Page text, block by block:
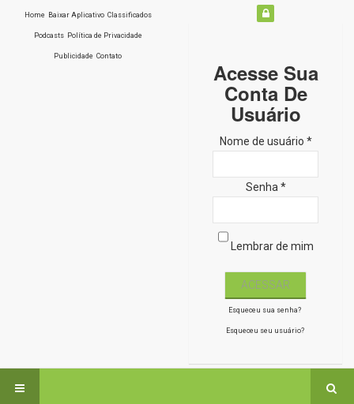
Home Baixar Aplicativo Classificados
Podcasts Política de Privacidade
Publicidade Contato
Acesse Sua
Conta De
Usuário
Nome de usuário *
Senha *
Lembrar de mim
Esqueceu sua senha?
Esqueceu seu usuário?